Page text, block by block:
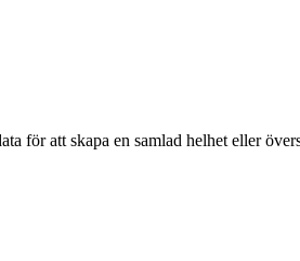
för att skapa en samlad helhet eller